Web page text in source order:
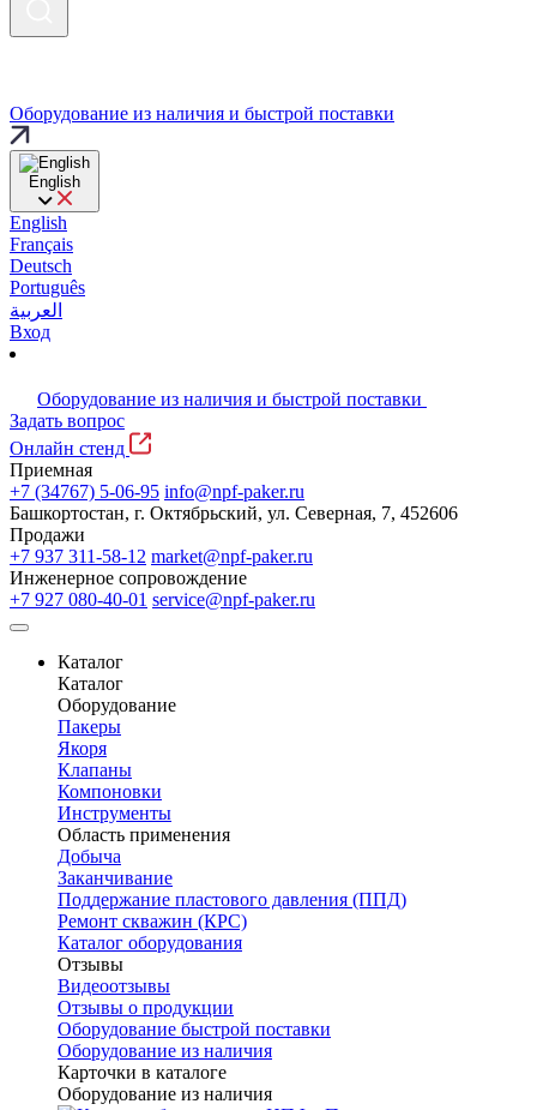
Оборудование из наличия и быстрой поставки
English
English
Français
Deutsch
Português
العربية
Вход
Оборудование из наличия и быстрой поставки
Задать вопрос
Онлайн стенд
Приемная
+7 (34767) 5-06-95 info@npf-paker.ru
Башкортостан, г. Октябрьский, ул. Северная, 7, 452606
Продажи
+7 937 311-58-12 market@npf-paker.ru
Инженерное сопровождение
+7 927 080-40-01 service@npf-paker.ru
Каталог
Каталог
Оборудование
Пакеры
Якоря
Клапаны
Компоновки
Инструменты
Область применения
Добыча
Заканчивание
Поддержание пластового давления (ППД)
Ремонт скважин (КРС)
Каталог оборудования
Отзывы
Видеоотзывы
Отзывы о продукции
Оборудование быстрой поставки
Оборудование из наличия
Карточки в каталоге
Оборудование из наличия